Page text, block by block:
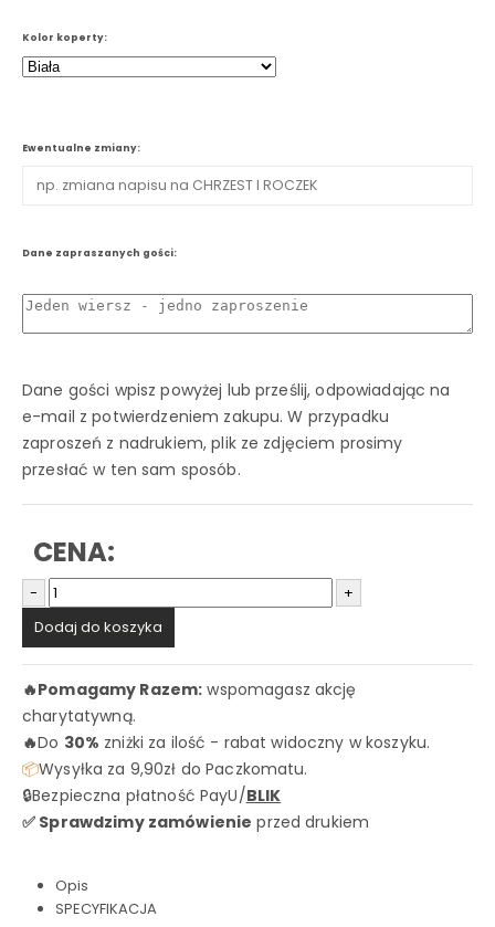
Kolor koperty:
Ewentualne zmiany:
Dane zapraszanych gości:
Dane gości wpisz powyżej lub prześlij, odpowiadając na
e-mail z potwierdzeniem zakupu. W przypadku
zaproszeń z nadrukiem, plik ze zdjęciem prosimy
przesłać w ten sam sposób.
CENA:
-
+
Dodaj do koszyka
🔥Pomagamy Razem: wspomagasz akcję
charytatywną.
🔥Do 30% zniżki za ilość - rabat widoczny w koszyku.
📦Wysyłka za 9,90zł do Paczkomatu.
🔒Bezpieczna płatność PayU/BLIK
✅ Sprawdzimy zamówienie przed drukiem
Opis
SPECYFIKACJA